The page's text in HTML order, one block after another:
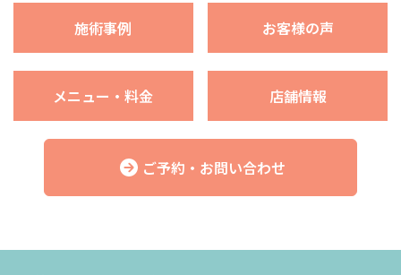
施術事例 お客様の声
メニュー・料金 店舗情報
ご予約・お問い合わせ